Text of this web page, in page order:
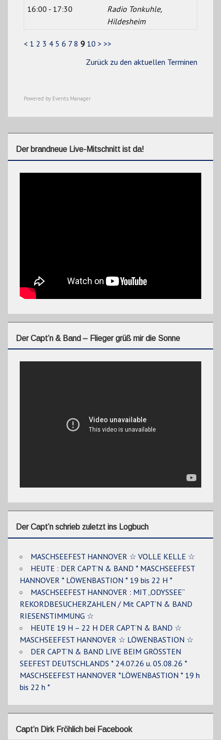
16:00 - 17:30
Radio Tonkuhle,
Hildesheim
< 1 2 3 4 5 6 7 8 9 10 > >>
Zurück zu den aktuellen Terminen
Powered by Events Manager
Der brandneue Live-Mitschnitt ist da!
Der Capt’n & Band – Flieger grüß mir die Sonne
Der Capt’n schrieb zuletzt ins Logbuch
MASCHSEEFEST HANNOVER ☆ VOLLE KELLE ☆
HEUTE : DER CAPT’N & BAND * MASCHSEEFEST
HANNOVER * LÖWENBASTION * 19 bis 22 H *
MASCHSEEFEST HANNOVER : MIT „ODYSSEE“
REKORDBESUCHERZAHLEN / Mit CAPT’N & BAND
RIESENSTIMMUNG ☆
HEUTE 19 H – 22 H DER CAPT’N & BAND ☆
MASCHSEEFEST HANNOVER ☆ LÖWENBASTION ☆
DER CAPT’N & BAND LIVE BEIM GRÖSSTEN
SEEFEST DEUTSCHLANDS * 24.07.26 u. 05.08.26 *
MASCHSEEFEST HANNOVER *LÖWENBASTION * 19 h
bis 22 h *
Capt’n Dirk Fröhlich bei Facebook